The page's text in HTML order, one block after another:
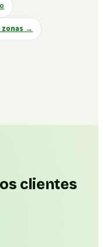
→
clientes